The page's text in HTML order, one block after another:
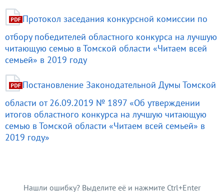
Протокол заседания конкурсной комиссии по
отбору победителей областного конкурса на лучшую
читающую семью в Томской области «Читаем всей
семьей» в 2019 году
Постановление Законодательной Думы Томской
области от 26.09.2019 № 1897 «Об утверждении
итогов областного конкурса на лучшую читающую
семью в Томской области «Читаем всей семьей» в
2019 году»
Нашли ошибку? Выделите её и нажмите Ctrl+Enter